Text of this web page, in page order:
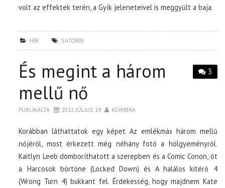
volt az effektek terén, a Gyík jeleneteivel is meggyűlt a baja.
HÍR SATÖBBI
3
És megint a három
mellű nő
PUBLIKÁLTA 2012. JÚLIUS 19. KOIMBRA
Korábban láthattatok egy képet Az emlékmás három mellű
nőjéről, most érkezett még néhány fotó a hölgyeményről.
Kaitlyn Leeb domboríthatott a szerepben és a Comic Conon, őt
a Harcosok börtöne (Locked Down) és A halálos kitérő 4
(Wrong Turn 4) bukkant fel. Érdekesség, hogy majdnem Kate